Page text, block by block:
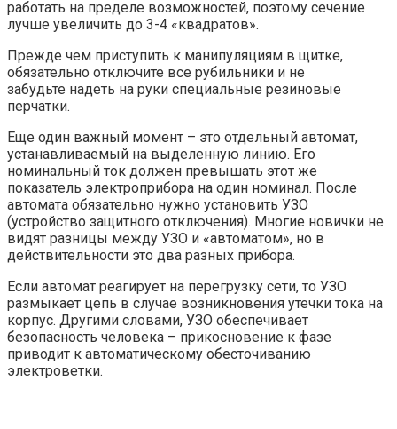
работать на пределе возможностей, поэтому сечение
лучше увеличить до 3-4 «квадратов».
Прежде чем приступить к манипуляциям в щитке,
обязательно отключите все рубильники и не
забудьте надеть на руки специальные резиновые
перчатки.
Еще один важный момент – это отдельный автомат,
устанавливаемый на выделенную линию. Его
номинальный ток должен превышать этот же
показатель электроприбора на один номинал. После
автомата обязательно нужно установить УЗО
(устройство защитного отключения). Многие новички не
видят разницы между УЗО и «автоматом», но в
действительности это два разных прибора.
Если автомат реагирует на перегрузку сети, то УЗО
размыкает цепь в случае возникновения утечки тока на
корпус. Другими словами, УЗО обеспечивает
безопасность человека – прикосновение к фазе
приводит к автоматическому обесточиванию
электроветки.